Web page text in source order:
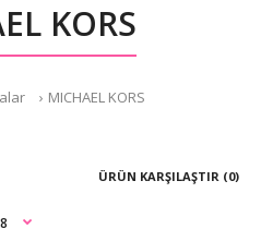
KORS
MICHAEL KORS
ÜRÜN KARŞILAŞTIR (0)